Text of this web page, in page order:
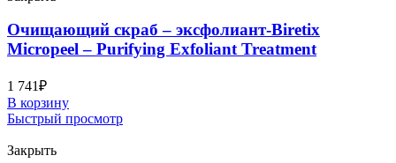
Очищающий скраб – эксфолиант-Biretix
Micropeel – Purifying Exfoliant Treatment
1 741₽
В корзину
Быстрый просмотр
Закрыть